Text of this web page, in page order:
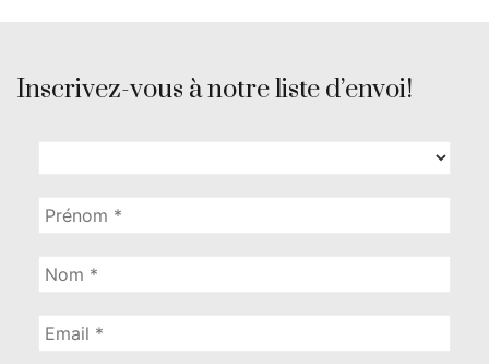
Inscrivez-vous à notre liste d’envoi!